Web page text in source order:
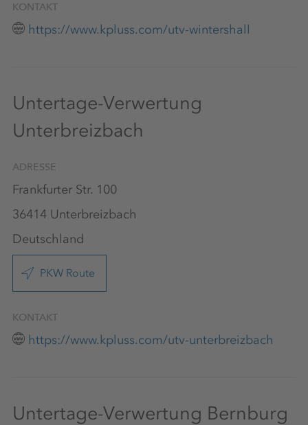
KONTAKT
https://www.kpluss.com/utv-wintershall
Untertage-Verwertung
Unterbreizbach
ADRESSE
Frankfurter Str. 100
36414 Unterbreizbach
Deutschland
PKW Route
KONTAKT
https://www.kpluss.com/utv-unterbreizbach
Untertage-Verwertung Bernburg